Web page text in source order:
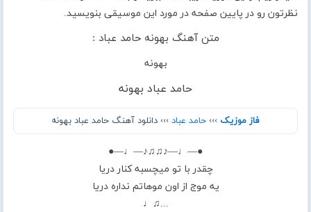
نظرتون رو در پایین صفحه در مورد این موسیقی بنویسید.
متن آهنگ بهونه حامد عباد :
بهونه
حامد عباد بهونه
فاز موزیک ››› حامد عباد ››› دانلود آهنگ حامد عباد بهونه
●—♩—♪♫♫♪—♩—●
چقدر با تو میچسبه کنار دریا
یه موج از اون موهاتم نداره دریا
...♫♩